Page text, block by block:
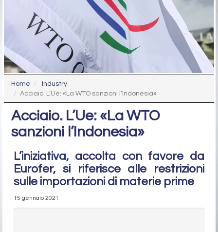
Home
Industry
Acciaio. L’Ue: «La WTO sanzioni l’Indonesia»
Acciaio. L’Ue: «La WTO
sanzioni l’Indonesia»
L’iniziativa, accolta con favore da
Eurofer, si riferisce alle restrizioni
sulle importazioni di materie prime
15 gennaio 2021